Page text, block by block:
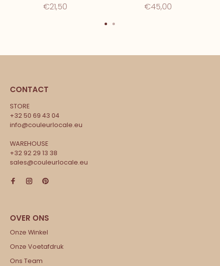
€21,50
€45,00
CONTACT
STORE
+32 50 69 43 04
info@couleurlocale.eu
WAREHOUSE
+32 92 29 13 38
sales@couleurlocale.eu
Onze Winkel
Onze Voetafdruk
Ons Team